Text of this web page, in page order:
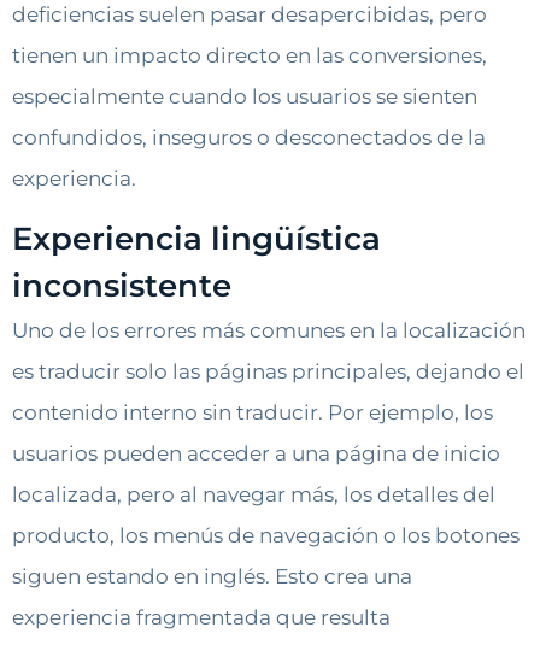
deficiencias suelen pasar desapercibidas, pero
tienen un impacto directo en las conversiones,
especialmente cuando los usuarios se sienten
confundidos, inseguros o desconectados de la
experiencia.
Experiencia lingüística
inconsistente
Uno de los errores más comunes en la localización
es traducir solo las páginas principales, dejando el
contenido interno sin traducir. Por ejemplo, los
usuarios pueden acceder a una página de inicio
localizada, pero al navegar más, los detalles del
producto, los menús de navegación o los botones
siguen estando en inglés. Esto crea una
experiencia fragmentada que resulta